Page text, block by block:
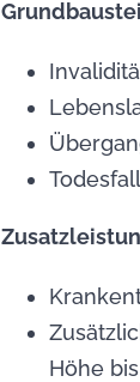
Höhe